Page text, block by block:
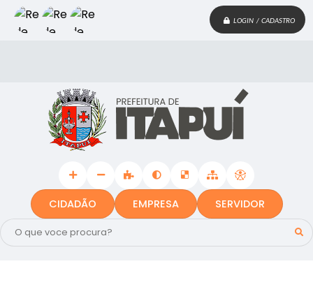
LOGIN / CADASTRO
CIDADÃO EMPRESA SERVIDOR